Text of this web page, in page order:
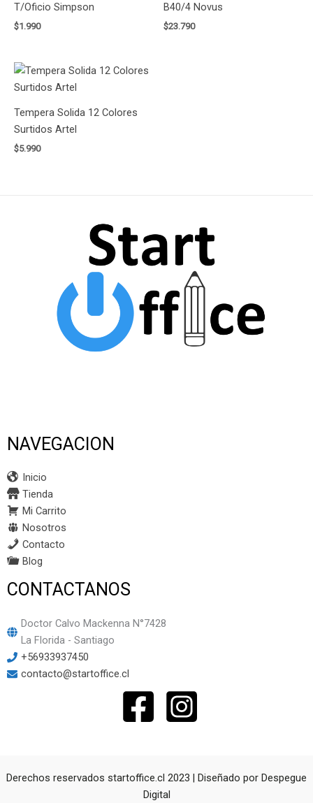
T/Oficio Simpson
$1.990
B40/4 Novus
$23.790
Tempera Solida 12 Colores
Surtidos Artel
$5.990
NAVEGACION
Inicio
Tienda
Mi Carrito
Nosotros
Contacto
Blog
CONTACTANOS
Doctor Calvo Mackenna N°7428
La Florida - Santiago
+56933937450
contacto@startoffice.cl
Derechos reservados startoffice.cl 2023 | Diseñado por Despegue
Digital